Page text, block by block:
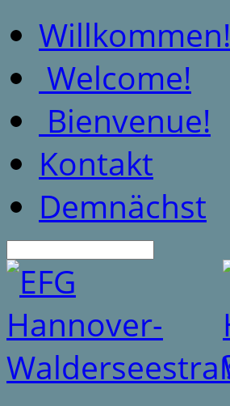
Willkommen!
Welcome!
Bienvenue!
Kontakt
Demnächst